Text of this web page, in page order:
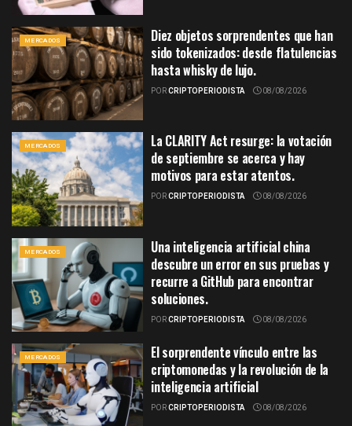
MERCADOS
Diez objetos sorprendentes que han
sido tokenizados: desde flatulencias
hasta whisky de lujo.
PORCRIPTOPERIODISTA 08/08/2026
MERCADOS
La CLARITY Act resurge: la votación
de septiembre se acerca y hay
motivos para estar atentos.
PORCRIPTOPERIODISTA 08/08/2026
MERCADOS
Una inteligencia artificial china
descubre un error en sus pruebas y
recurre a GitHub para encontrar
soluciones.
PORCRIPTOPERIODISTA 08/08/2026
MERCADOS
El sorprendente vínculo entre las
criptomonedas y la revolución de la
inteligencia artificial
PORCRIPTOPERIODISTA 08/08/2026